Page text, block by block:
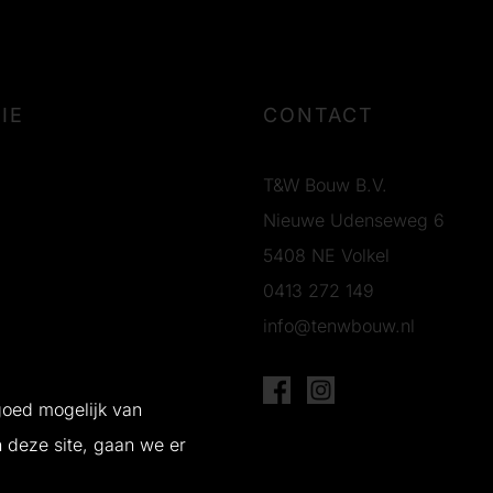
CONTACT
T&W Bouw B.V.
Nieuwe Udenseweg 6
5408 NE Volkel
0413 272 149
info@tenwbouw.nl
mogelijk van
deze site, gaan we er